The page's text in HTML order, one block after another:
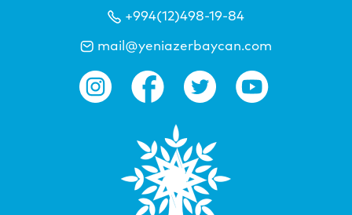
+994(12)498-19-84
mail@yeniazerbaycan.com